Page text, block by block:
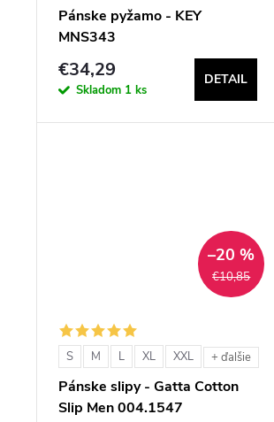
Pánske pyžamo - KEY
MNS343
€34,29
Skladom 1 ks
DETAIL
€10,85
–20 %
S M L XL XXL + ďalšie
Pánske slipy - Gatta Cotton
Slip Men 004.1547